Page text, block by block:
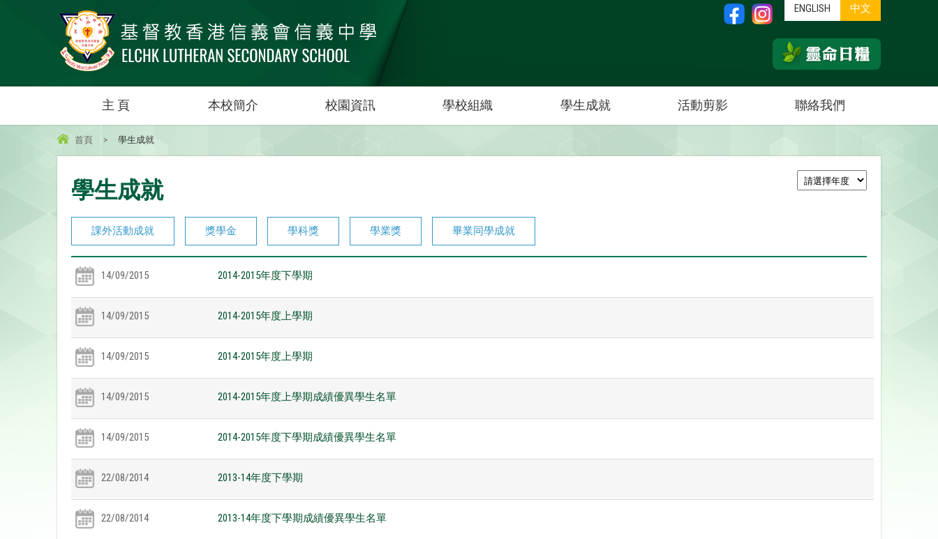
ENGLISH 中文
主 頁 本校簡介 校園資訊 學校組織 學生成就 活動剪影 聯絡我們
首頁 > 學生成就
學生成就
課外活動成就 獎學金 學科獎 學業獎 畢業同學成就
14/09/2015 2014-2015年度下學期
14/09/2015 2014-2015年度上學期
14/09/2015 2014-2015年度上學期
14/09/2015 2014-2015年度上學期成績優異學生名單
14/09/2015 2014-2015年度下學期成績優異學生名單
22/08/2014 2013-14年度下學期
22/08/2014 2013-14年度下學期成績優異學生名單